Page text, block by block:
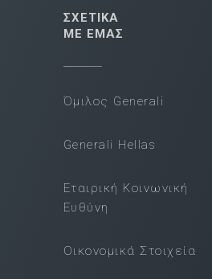
ΣΧΕΤΙΚΑ
ΜΕ ΕΜΑΣ
Όμιλος Generali
Generali Hellas
Εταιρική Κοινωνική
Ευθύνη
Οικονομικά Στοιχεία